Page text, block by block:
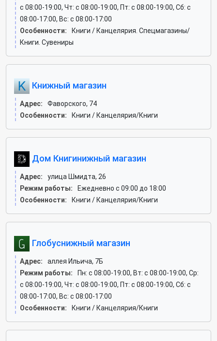
c 08:00-19:00, Чт: c 08:00-19:00, Пт: c 08:00-19:00, Сб: c
08:00-17:00, Вс: c 08:00-17:00
Особенности:
Книги / Канцелярия. Спецмагазины/
Книги. Сувениры
Книжный магазин
Адрес:
Фаворского, 74
Особенности:
Книги / Канцелярия/Книги
Дом Книгинижный магазин
Адрес:
улица Шмидта, 26
Режим работы:
Ежедневно с 09:00 до 18:00
Особенности:
Книги / Канцелярия/Книги
Глобуснижный магазин
Адрес:
аллея Ильича, 7Б
Режим работы:
Пн: c 08:00-19:00, Вт: c 08:00-19:00, Ср:
c 08:00-19:00, Чт: c 08:00-19:00, Пт: c 08:00-19:00, Сб: c
08:00-17:00, Вс: c 08:00-17:00
Особенности:
Книги / Канцелярия/Книги